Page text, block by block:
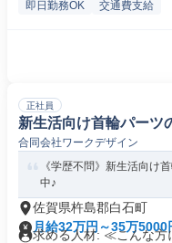
即日勤務OK 交通費支給
正社員
新生活向け首輪パーツ
合同会社ワークデザイン
《学歴不問》新生活向け
中♪
佐賀県杵島郡白石町
月給32万円～35万5000
求める人材: ≪こんな方